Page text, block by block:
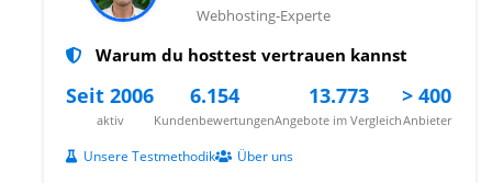
Webhosting-Experte
Warum du hosttest vertrauen kannst
Seit 2006
aktiv
6.154
Kundenbewertungen
13.773
Angebote im Vergleich
> 400
Anbieter
Unsere Testmethodik Über uns